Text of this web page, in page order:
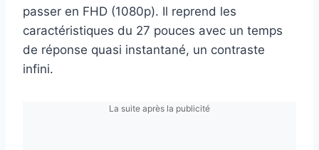
passer en FHD (1080p). Il reprend les
caractéristiques du 27 pouces avec un temps
de réponse quasi instantané, un contraste
infini.
La suite après la publicité